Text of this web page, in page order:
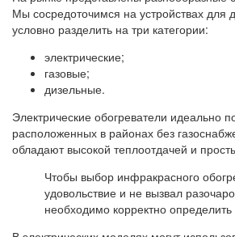
Мы сосредоточимся на устройствах для
условно разделить на три категории:
электрические;
газовые;
дизельные.
Электрические обогреватели идеально
расположенных в районах без
обладают высокой теплоотдачей и
Чтобы выбор инфракрасного
удовольствие и не вызвал
необходимо корректно